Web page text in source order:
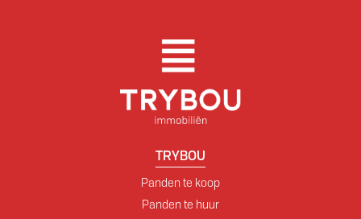
TRYBOU
Panden te koop
Panden te huur